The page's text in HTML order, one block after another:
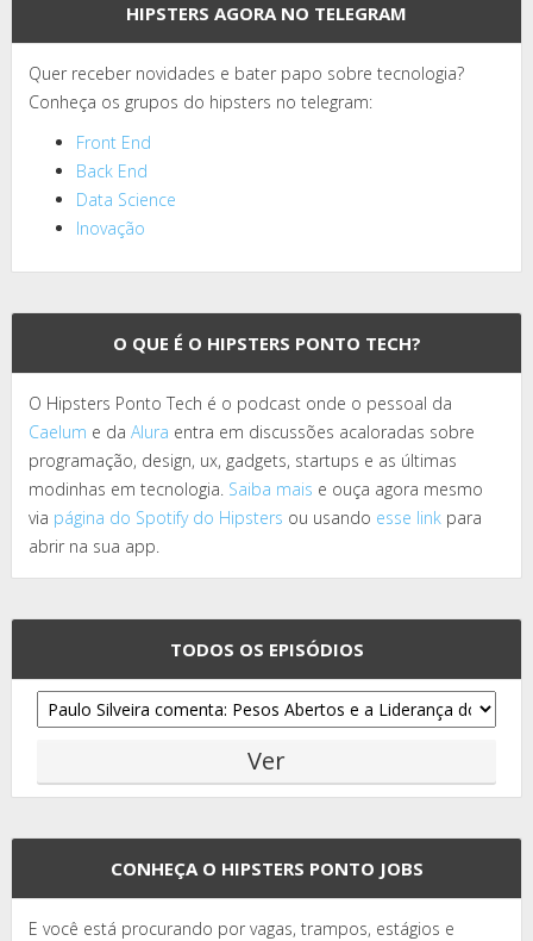
HIPSTERS AGORA NO TELEGRAM
Quer receber novidades e bater papo sobre tecnologia?
Conheça os grupos do hipsters no telegram:
Front End
Back End
Data Science
Inovação
O QUE É O HIPSTERS PONTO TECH?
O Hipsters Ponto Tech é o podcast onde o pessoal da
Caelum e da Alura entra em discussões acaloradas sobre
programação, design, ux, gadgets, startups e as últimas
modinhas em tecnologia. Saiba mais e ouça agora mesmo
via página do Spotify do Hipsters ou usando esse link para
abrir na sua app.
TODOS OS EPISÓDIOS
CONHEÇA O HIPSTERS PONTO JOBS
E você está procurando por vagas, trampos, estágios e